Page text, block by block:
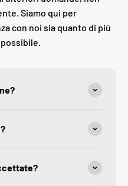
Siamo qui per
con noi sia quanto di più